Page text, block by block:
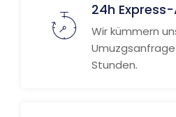
24h
Wir kümmern
Stunden.